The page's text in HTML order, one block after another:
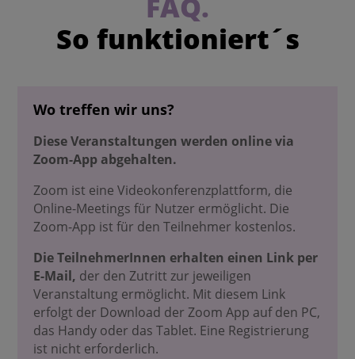
So funktioniert´s
Wo treffen wir uns?
Diese Veranstaltungen werden online via
Zoom-App abgehalten.
Zoom ist eine Videokonferenzplattform, die
Online-Meetings für Nutzer ermöglicht. Die
Zoom-App ist für den Teilnehmer kostenlos.
Die TeilnehmerInnen erhalten einen Link per
E-Mail, der den Zutritt zur jeweiligen
Veranstaltung ermöglicht. Mit diesem Link
erfolgt der Download der Zoom App auf den PC,
das Handy oder das Tablet. Eine Registrierung
ist nicht erforderlich.